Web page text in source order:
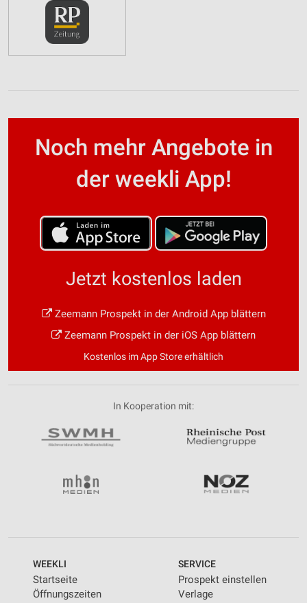
Noch mehr Angebote in
der weekli App!
Jetzt kostenlos laden
Zeemann Prospekt in der Android App blättern
Zeemann Prospekt in der iOS App blättern
Kostenlos im App Store erhältlich
In Kooperation mit:
WEEKLI
Startseite
Öffnungszeiten
SERVICE
Prospekt einstellen
Verlage